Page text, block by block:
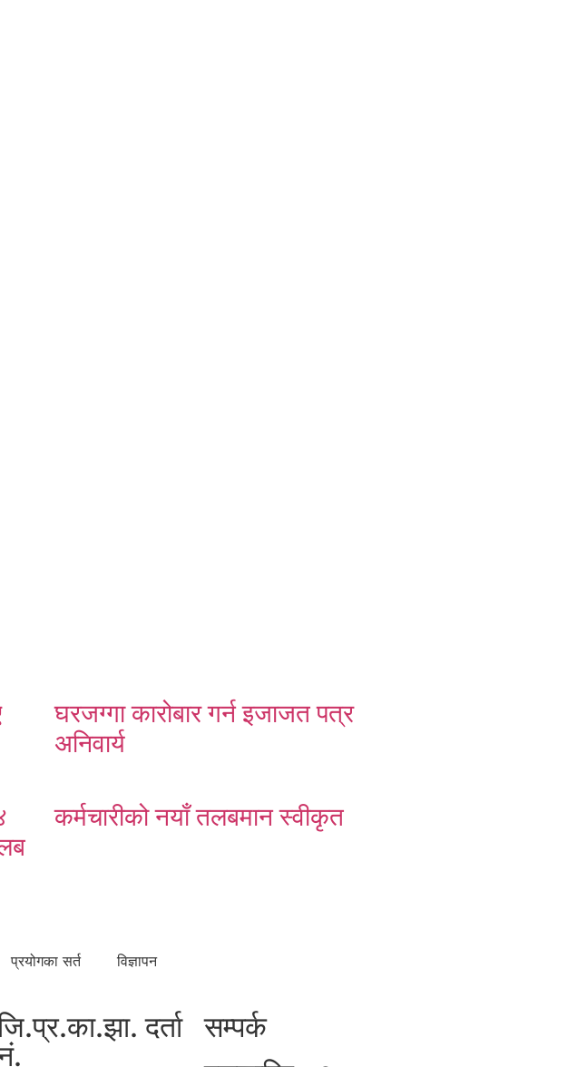
घरजग्गा कारोबार गर्न इजाजत पत्र
अनिवार्य
कर्मचारीको नयाँ तलबमान स्वीकृत
प्रयोगका सर्त विज्ञापन
दर्ता
सम्पर्क